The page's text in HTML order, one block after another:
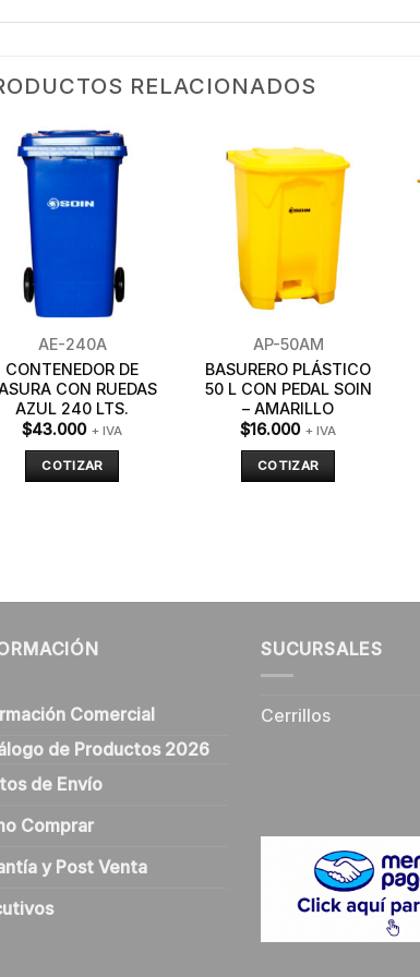
RELACIONADOS
AE-240A
CONTENEDOR DE
CON RUEDAS
AZUL 240 LTS.
$43.000 + IVA
COTIZAR
AP-50AM
BASURERO PLÁSTICO
50 L CON PEDAL SOIN
– AMARILLO
$16.000 + IVA
COTIZAR
Comercial
de Productos 2026
de Envío
Comprar
y Post Venta
SUCURSALES
Cerrillos